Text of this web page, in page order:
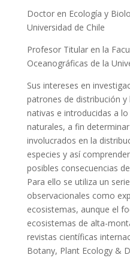
Doctor en Ecología y
Universidad de Chile
Profesor Titular en la
Oceanográficas de la
Sus intereses en
patrones de distribución
nativas e introducidas a
naturales, a fin
involucrados en la
especies y así
posibles consecuencias
Para ello se utiliza un
observacionales como
ecosistemas, aunque el
ecosistemas de alta-
revistas científicas
Botany, Plant Ecology &